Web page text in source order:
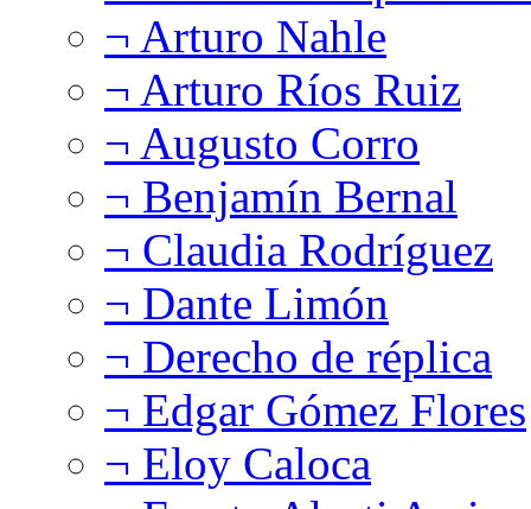
¬ Arturo Nahle
¬ Arturo Ríos Ruiz
¬ Augusto Corro
¬ Benjamín Bernal
¬ Claudia Rodríguez
¬ Dante Limón
¬ Derecho de réplica
¬ Edgar Gómez Flores
¬ Eloy Caloca